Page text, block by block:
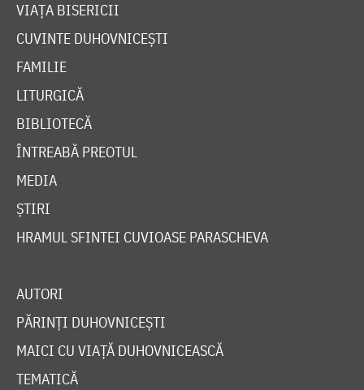
VIAȚA BISERICII
CUVINTE DUHOVNICEȘTI
FAMILIE
LITURGICĂ
BIBLIOTECĂ
ÎNTREABĂ PREOTUL
MEDIA
ȘTIRI
HRAMUL SFINTEI CUVIOASE PARASCHEVA
AUTORI
PĂRINȚI DUHOVNICEȘTI
MAICI CU VIAȚĂ DUHOVNICEASCĂ
TEMATICĂ